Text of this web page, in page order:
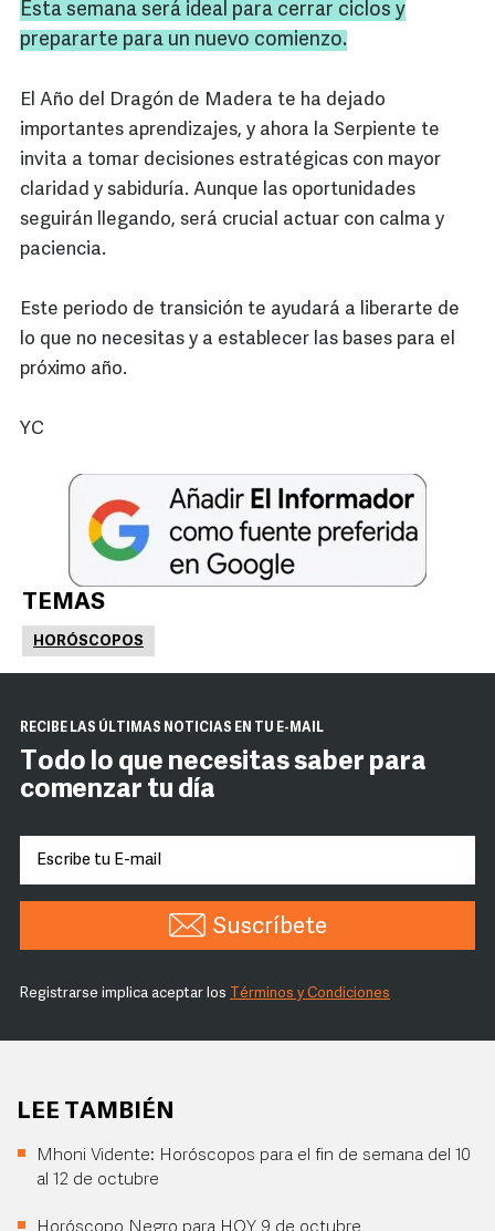
Esta semana será ideal para cerrar ciclos y
prepararte para un nuevo comienzo.
El Año del Dragón de Madera te ha dejado
importantes aprendizajes, y ahora la Serpiente te
invita a tomar decisiones estratégicas con mayor
claridad y sabiduría. Aunque las oportunidades
seguirán llegando, será crucial actuar con calma y
paciencia.
Este periodo de transición te ayudará a liberarte de
lo que no necesitas y a establecer las bases para el
próximo año.
YC
TEMAS
HORÓSCOPOS
RECIBE LAS ÚLTIMAS NOTICIAS EN TU E-MAIL
Todo lo que necesitas saber para
comenzar tu día
Suscríbete
Registrarse implica aceptar los Términos y Condiciones
LEE TAMBIÉN
Mhoni Vidente: Horóscopos para el fin de semana del 10
al 12 de octubre